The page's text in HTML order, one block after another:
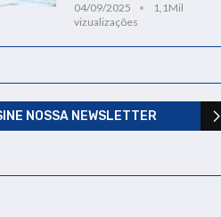
04/09/2025
1,1Mil
vizualizações
NOSSA NEWSLETTER